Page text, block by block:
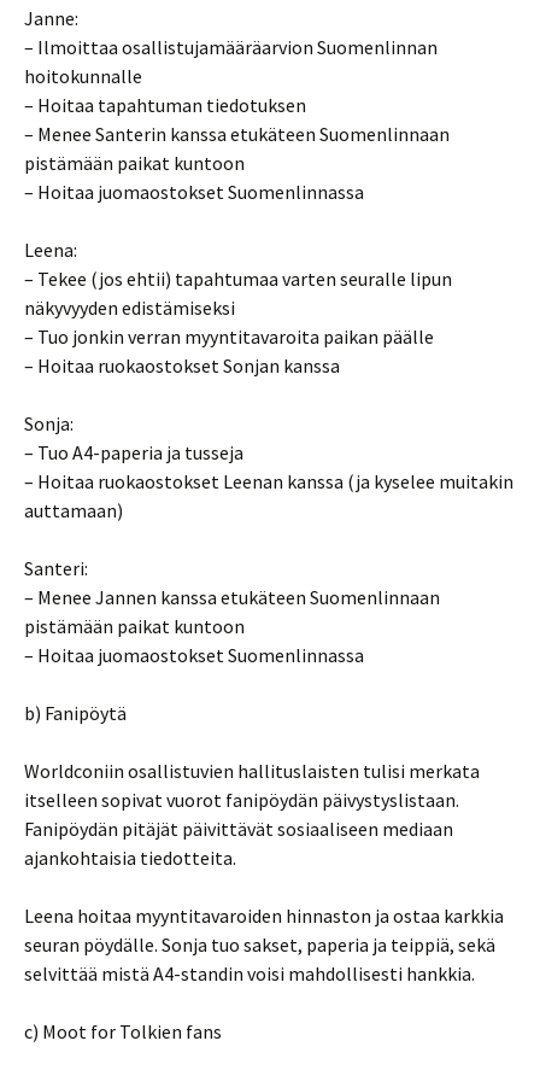
Janne:
– Ilmoittaa osallistujamääräarvion Suomenlinnan
hoitokunnalle
– Hoitaa tapahtuman tiedotuksen
– Menee Santerin kanssa etukäteen Suomenlinnaan
pistämään paikat kuntoon
– Hoitaa juomaostokset Suomenlinnassa
Leena:
– Tekee (jos ehtii) tapahtumaa varten seuralle lipun
näkyvyyden edistämiseksi
– Tuo jonkin verran myyntitavaroita paikan päälle
– Hoitaa ruokaostokset Sonjan kanssa
Sonja:
– Tuo A4-paperia ja tusseja
– Hoitaa ruokaostokset Leenan kanssa (ja kyselee muitakin
auttamaan)
Santeri:
– Menee Jannen kanssa etukäteen Suomenlinnaan
pistämään paikat kuntoon
– Hoitaa juomaostokset Suomenlinnassa
b) Fanipöytä
Worldconiin osallistuvien hallituslaisten tulisi merkata
itselleen sopivat vuorot fanipöydän päivystyslistaan.
Fanipöydän pitäjät päivittävät sosiaaliseen mediaan
ajankohtaisia tiedotteita.
Leena hoitaa myyntitavaroiden hinnaston ja ostaa karkkia
seuran pöydälle. Sonja tuo sakset, paperia ja teippiä, sekä
selvittää mistä A4-standin voisi mahdollisesti hankkia.
c) Moot for Tolkien fans